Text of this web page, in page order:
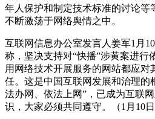
年人保护和制定技术标准的讨论等
不断激荡于网络舆情之中。
互联网信息办公室发言人姜军1月
称，坚决支持对“快播”涉黄案进行
用网络技术开展服务的网站都应对
任。这是中国互联网发展和治理的
法办网、依法上网”，已成为互联
识，大家必须共同遵守。（1月10日